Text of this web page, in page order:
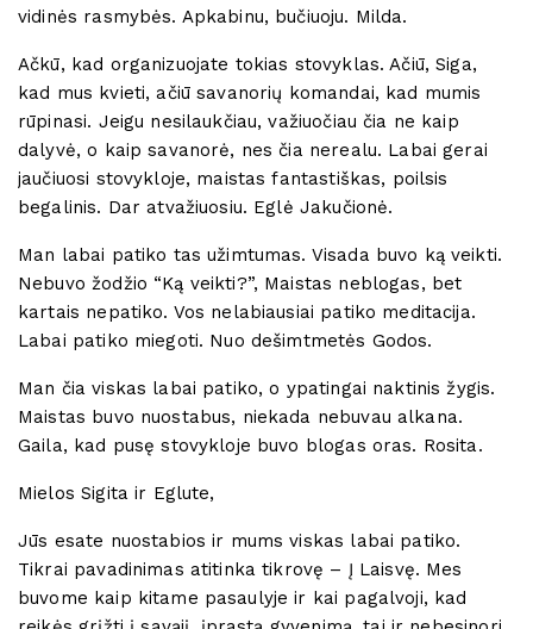
vidinės rasmybės. Apkabinu, bučiuoju. Milda.
Ačkū, kad organizuojate tokias stovyklas. Ačiū, Siga,
kad mus kvieti, ačiū savanorių komandai, kad mumis
rūpinasi. Jeigu nesilaukčiau, važiuočiau čia ne kaip
dalyvė, o kaip savanorė, nes čia nerealu. Labai gerai
jaučiuosi stovykloje, maistas fantastiškas, poilsis
begalinis. Dar atvažiuosiu. Eglė Jakučionė.
Man labai patiko tas užimtumas. Visada buvo ką veikti.
Nebuvo žodžio “Ką veikti?”, Maistas neblogas, bet
kartais nepatiko. Vos nelabiausiai patiko meditacija.
Labai patiko miegoti. Nuo dešimtmetės Godos.
Man čia viskas labai patiko, o ypatingai naktinis žygis.
Maistas buvo nuostabus, niekada nebuvau alkana.
Gaila, kad pusę stovykloje buvo blogas oras. Rosita.
Mielos Sigita ir Eglute,
Jūs esate nuostabios ir mums viskas labai patiko.
Tikrai pavadinimas atitinka tikrovę – Į Laisvę. Mes
buvome kaip kitame pasaulyje ir kai pagalvoji, kad